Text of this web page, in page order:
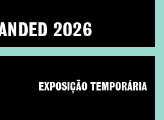
2026
EXPOSIÇÃO TEMPORÁRIA